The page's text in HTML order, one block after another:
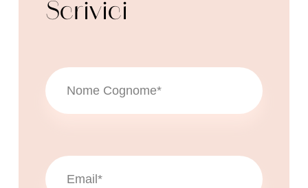
Scrivici